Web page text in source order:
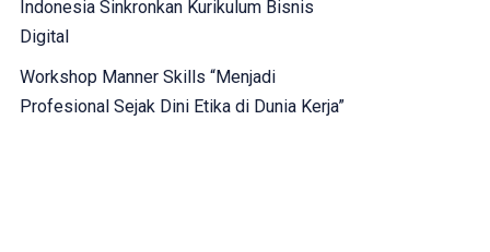
Indonesia Sinkronkan Kurikulum Bisnis
Digital
Workshop Manner Skills “Menjadi
Profesional Sejak Dini Etika di Dunia Kerja”